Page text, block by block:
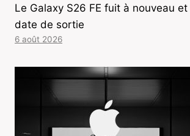
Le Galaxy S26 FE fuit à nouveau
date de sortie
6 août 2026